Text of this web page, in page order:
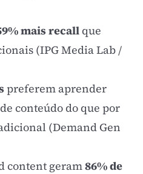
mais recallque
(IPG Media Lab /
preferem aprender
conteúdo do que por
(Demand Gen
content geram86% de